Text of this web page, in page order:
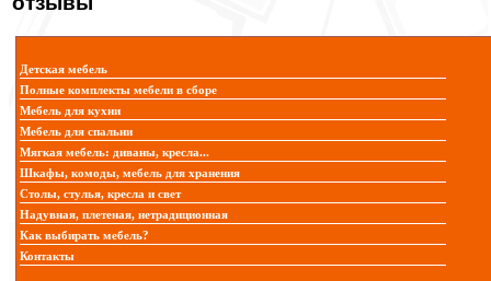
Детская мебель
Полные комплекты мебели в сборе
Мебель для кухни
Мебель для спальни
Мягкая мебель: диваны, кресла...
Шкафы, комоды, мебель для хранения
Столы, стулья, кресла и свет
Надувная, плетеная, нетрадиционная
Как выбирать мебель?
Контакты